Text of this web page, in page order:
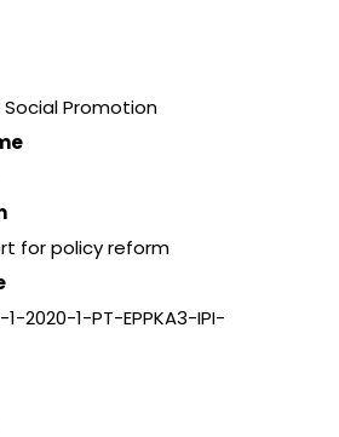
Promotion
for policy reform
1-2020-1-PT-EPPKA3-IPI-